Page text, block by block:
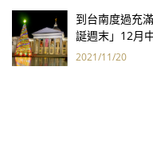
到台南度過充
誕週末」12月
2021/11/20